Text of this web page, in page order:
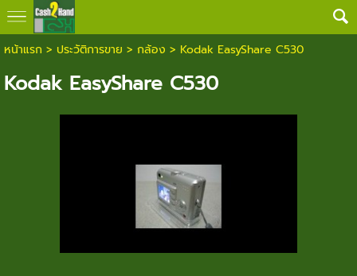
หน้าแรก > ประวัติการขาย > กล้อง > Kodak EasyShare C530
Kodak EasyShare C530